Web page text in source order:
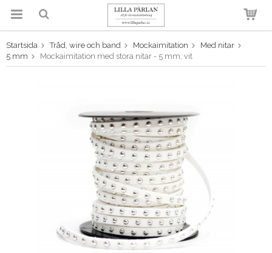
Produkten har blivit tillagd i
varukorgen
Startsida Tråd, wire och band Mockaimitation
Med nitar
5 mm
Mockaimitation med stora nitar - 5 mm, vit